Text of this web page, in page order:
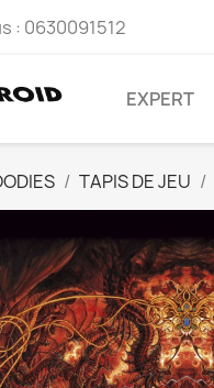
: 0630091512
EXPERT
TAPIS DE JEU